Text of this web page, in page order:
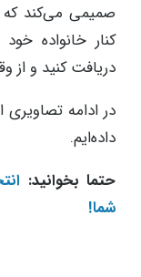
صمیمی می‌کند که
کنار خانواده
دریافت کنید و از
در ادامه تصاویری
داده‌ایم.
حتما بخوانید:
شما!